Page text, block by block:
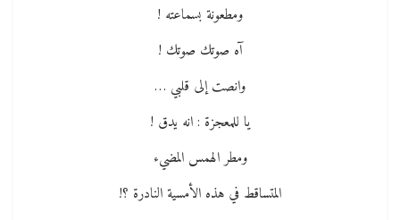
ومطعونة بسماعته !
آه صوتك صوتك !
وانصت إلى قلبي …
يا للمعجزة : انه يدق !
ومطر الهمس المضيء
المتساقط في هذه الأمسية النادرة ؟!